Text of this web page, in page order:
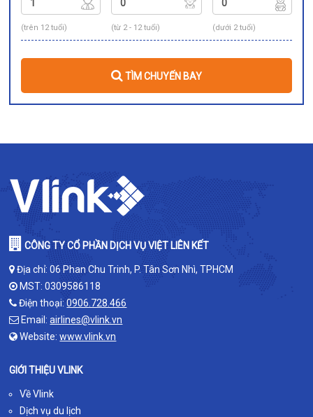
(trên 12 tuổi) (từ 2 - 12 tuổi) (dưới 2 tuổi)
TÌM CHUYẾN BAY
CÔNG TY CỔ PHẦN DỊCH VỤ VIỆT LIÊN KẾT
Địa chỉ: 06 Phan Chu Trinh, P. Tân Sơn Nhì, TPHCM
MST: 0309586118
Điện thoại:0906.728.466
Email:airlines@vlink.vn
Website:www.vlink.vn
GIỚI THIỆU VLINK
Về Vlink
Dịch vụ du lịch